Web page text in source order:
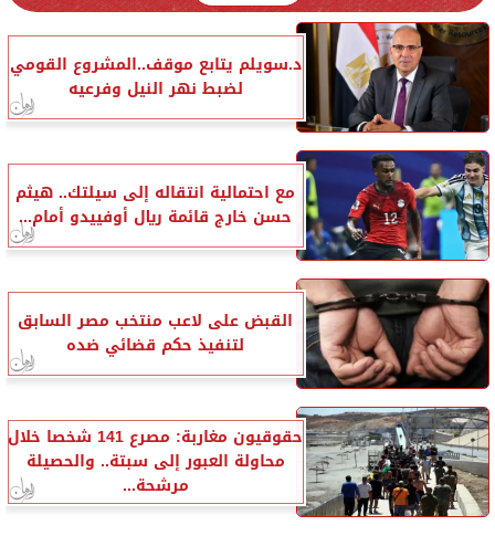
د.سويلم يتابع موقف..المشروع القومي
لضبط نهر النيل وفرعيه
مع احتمالية انتقاله إلى سيلتك.. هيثم
حسن خارج قائمة ريال أوفييدو أمام...
القبض على لاعب منتخب مصر السابق
لتنفيذ حكم قضائي ضده
حقوقيون مغاربة: مصرع 141 شخصا خلال
محاولة العبور إلى سبتة.. والحصيلة
مرشحة...